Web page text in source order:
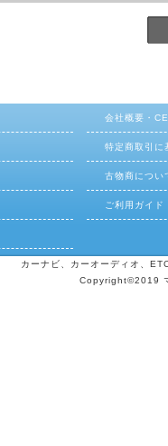
会社概要・
特定商取引に
古物商につい
ご利用ガイド
カーナビ、カーオーディオ、
Copyright©2019